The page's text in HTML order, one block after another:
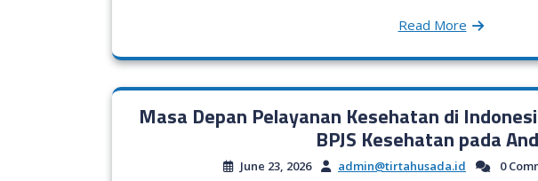
Read More
Masa Depan Pelayanan Kesehatan di
BPJS Kesehatan pada
June 23, 2026 admin@tirtahusada.id 0